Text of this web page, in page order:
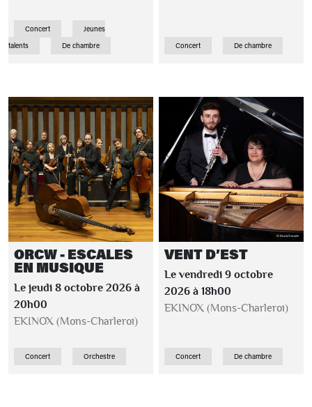
Concert
Jeunes
talents
De chambre Concert De chambre
ORCW - ESCALES
EN MUSIQUE
Le jeudi 8 octobre 2026 à
20h00
EKINOX (Mons-Charleroi)
Concert Orchestre
VENT D’EST
Le vendredi 9 octobre
2026 à 18h00
EKINOX (Mons-Charleroi)
Concert De chambre